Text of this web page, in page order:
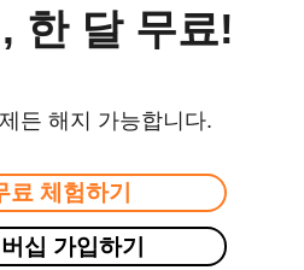
한 달 무료!
든 해지 가능합니다.
료 체험하기
십 가입하기